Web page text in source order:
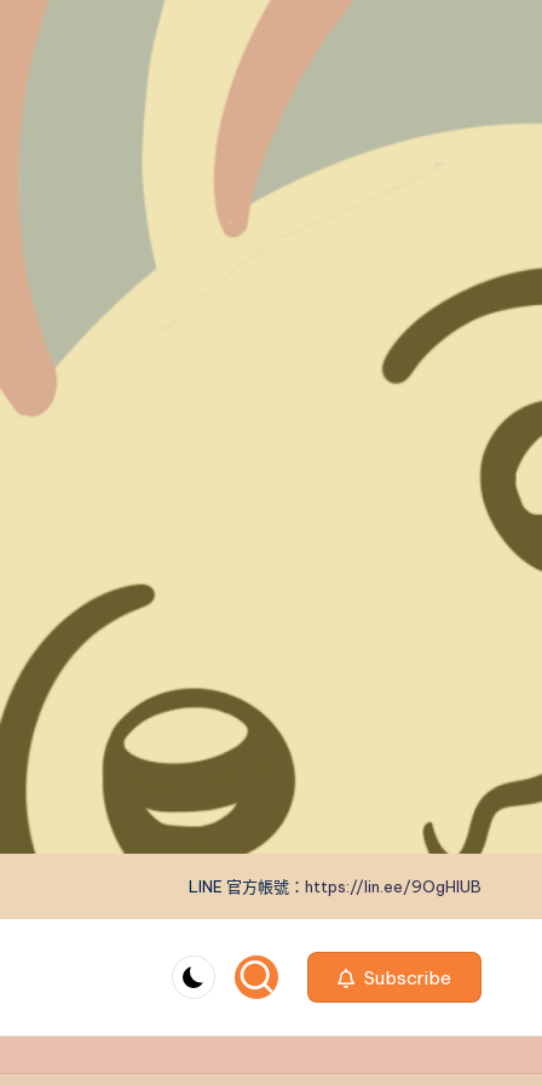
LINE 官方帳號： https://lin.ee/9OgHlUB
Subscribe